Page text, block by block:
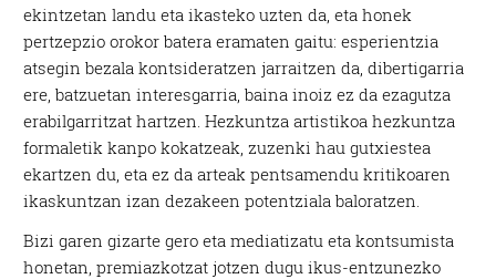
ekintzetan landu eta ikasteko uzten da, eta honek
pertzepzio orokor batera eramaten gaitu: esperientzia
atsegin bezala kontsideratzen jarraitzen da, dibertigarria
ere, batzuetan interesgarria, baina inoiz ez da ezagutza
erabilgarritzat hartzen. Hezkuntza artistikoa hezkuntza
formaletik kanpo kokatzeak, zuzenki hau gutxiestea
ekartzen du, eta ez da arteak pentsamendu kritikoaren
ikaskuntzan izan dezakeen potentziala baloratzen.
Bizi garen gizarte gero eta mediatizatu eta kontsumista
honetan, premiazkotzat jotzen dugu ikus-entzunezko